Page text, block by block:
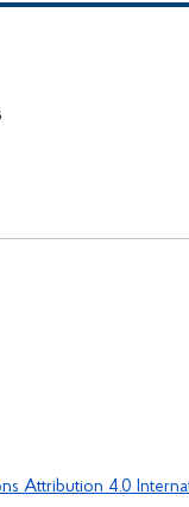
Attribution 4.0